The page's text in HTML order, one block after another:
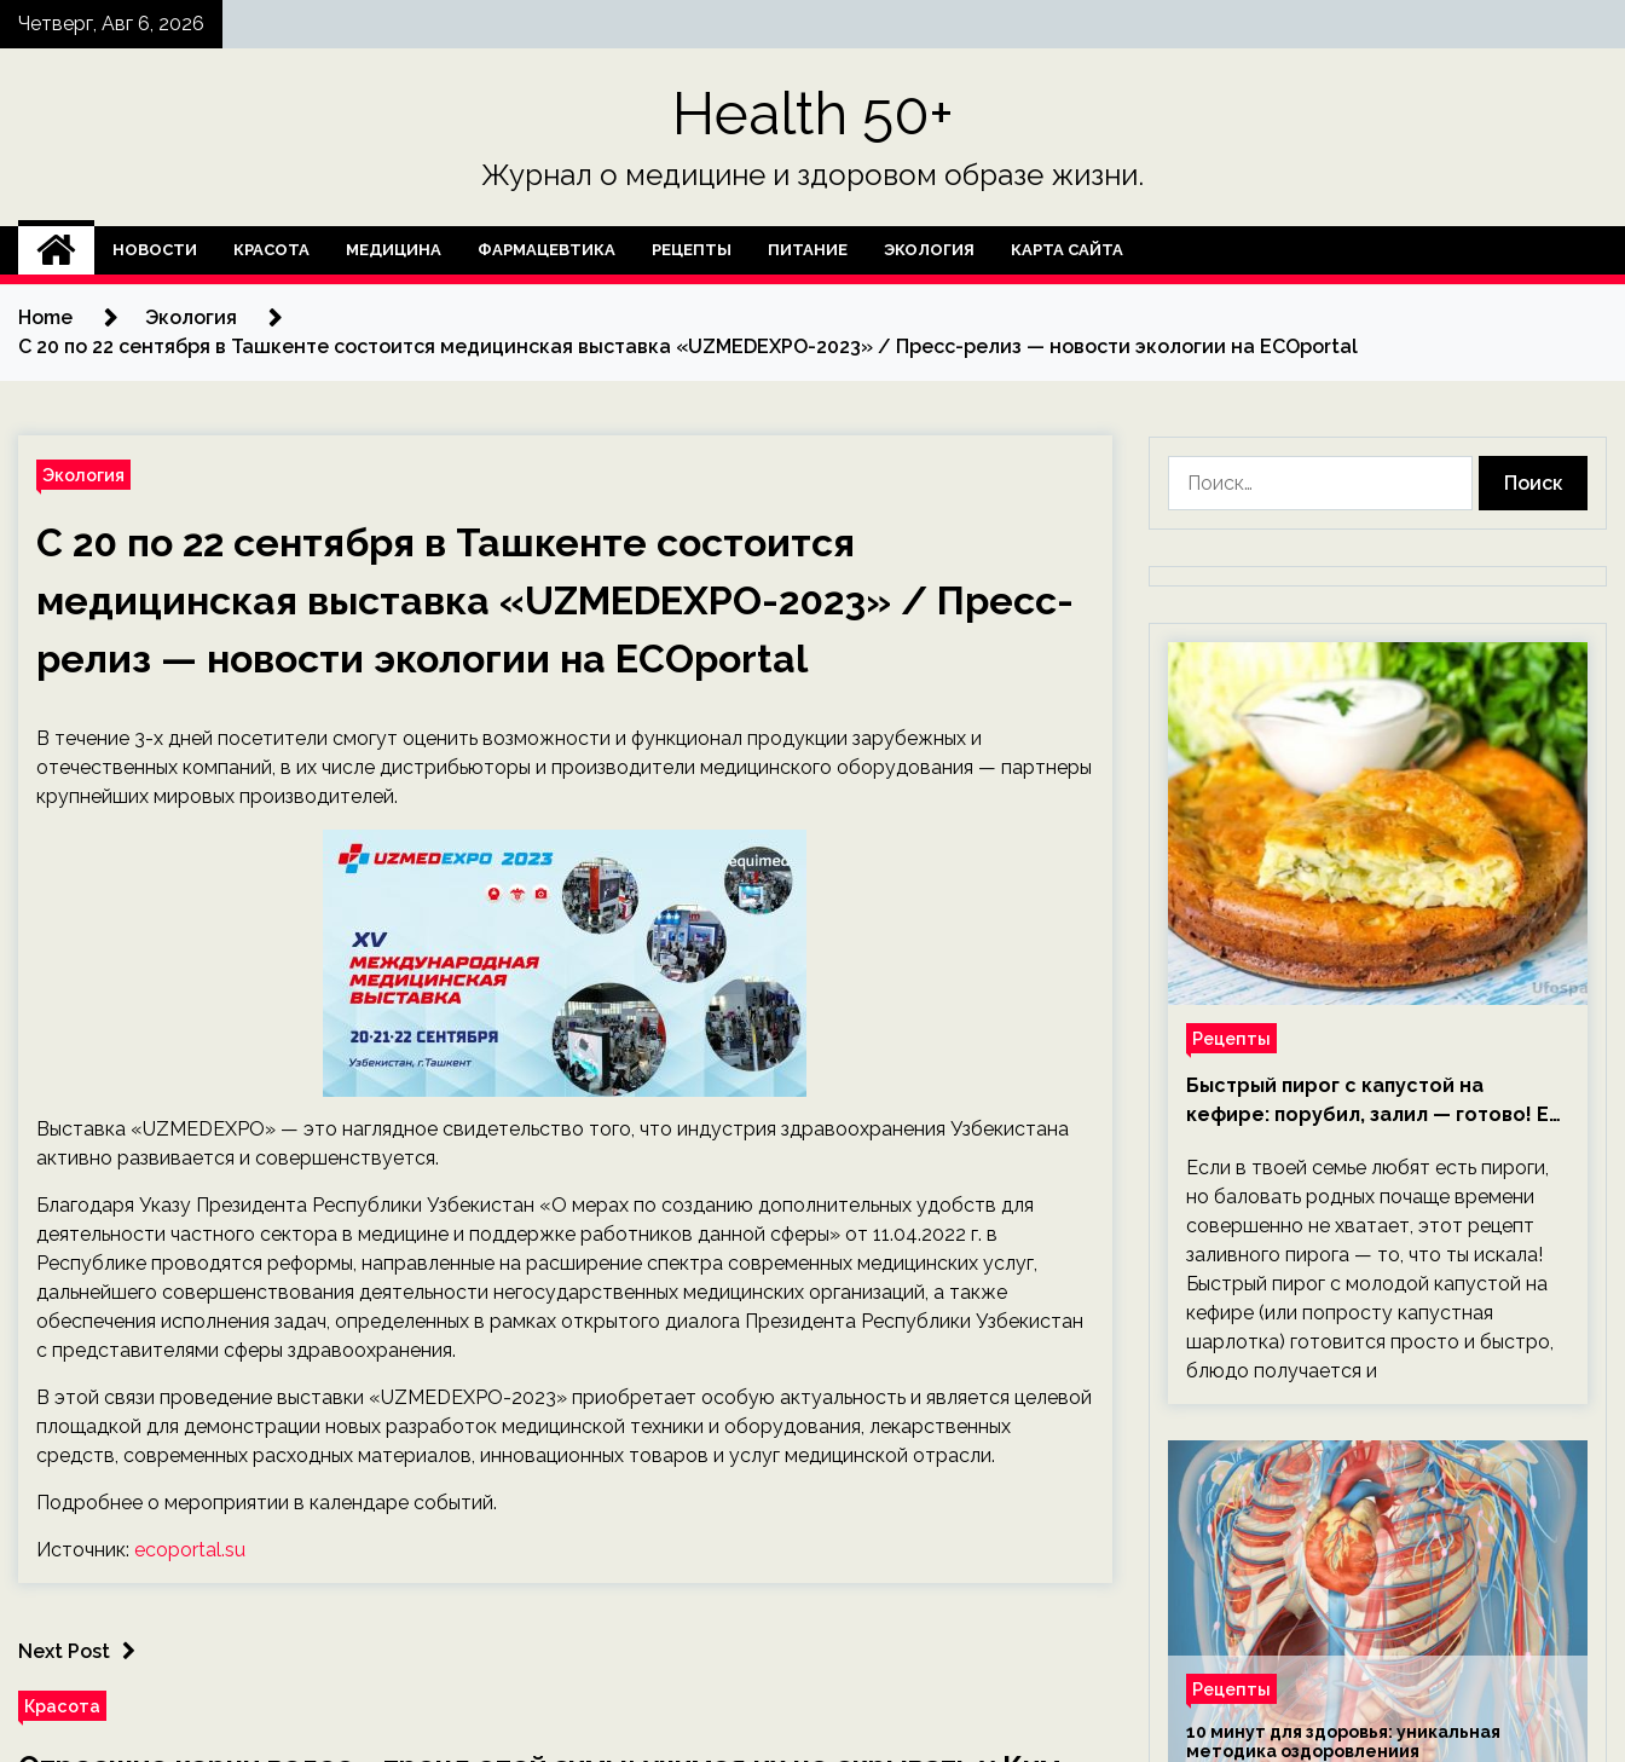
SkipЧетверг, Авг 6, 2026
Health 50+
Журнал о медицине и здоровом образе жизни.
НОВОСТИ КРАСОТА МЕДИЦИНА ФАРМАЦЕВТИКА РЕЦЕПТЫ ПИТАНИЕ ЭКОЛОГИЯ КАРТА САЙТА
Home
Экология
С 20 по 22 сентября в Ташкенте состоится медицинская выставка «UZMEDEXPO-2023» / Пресс-релиз — новости экологии на ECOportal
Экология
С 20 по 22 сентября в Ташкенте состоится
медицинская выставка «UZMEDEXPO-2023» / Пресс-
релиз — новости экологии на ECOportal
В течение 3-х дней посетители смогут оценить возможности и функционал продукции зарубежных и
отечественных компаний, в их числе дистрибьюторы и производители медицинского оборудования — партнеры
крупнейших мировых производителей.
Выставка «UZMEDEXPO» — это наглядное свидетельство того, что индустрия здравоохранения Узбекистана
активно развивается и совершенствуется.
Благодаря Указу Президента Республики Узбекистан «О мерах по созданию дополнительных удобств для
деятельности частного сектора в медицине и поддержке работников данной сферы» от 11.04.2022 г. в
Республике проводятся реформы, направленные на расширение спектра современных медицинских услуг,
дальнейшего совершенствования деятельности негосударственных медицинских организаций, а также
обеспечения исполнения задач, определенных в рамках открытого диалога Президента Республики Узбекистан
с представителями сферы здравоохранения.
В этой связи проведение выставки «UZMEDEXPO-2023» приобретает особую актуальность и является целевой
площадкой для демонстрации новых разработок медицинской техники и оборудования, лекарственных
средств, современных расходных материалов, инновационных товаров и услуг медицинской отрасли.
Подробнее о мероприятии в календаре событий.
Источник: ecoportal.su
Next Post
Красота
Рецепты
Быстрый пирог с капустой на
кефире: порубил, залил — готово! Ем,
Если в твоей семье любят есть пироги,
но баловать родных почаще времени
совершенно не хватает, этот рецепт
заливного пирога — то, что ты искала!
Быстрый пирог с молодой капустой на
кефире (или попросту капустная
шарлотка) готовится просто и быстро,
блюдо получается и
Рецепты
10 минут для здоровья: уникальная
методика оздоровлениия